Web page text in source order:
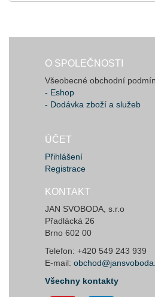
O SPOLEČNOSTI
Všeobecné obchodní
- Eshop
- Dodávka zboží a služeb
ÚČET
Přihlášení
Registrace
KONTAKT
JAN SVOBODA, s.r.o
Přadlácká 26
Brno 602 00
Telefon: +420 549 243 939
E-mail:
Všechny kontakty